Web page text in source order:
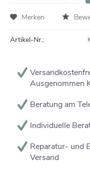
Merken
Artikel-Nr.:
Ausgenommen
Beratung am
Individuelle
Reparatur- und
Versand